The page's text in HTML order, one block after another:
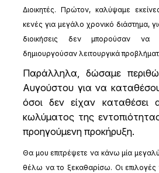
Διοικητές. Πρώτον, καλύψαμε
κενές για μεγάλο χρονικό διάστημα,
διοικήσεις δεν μπορούσαν να
δημιουργούσαν λειτουργικά
Παράλληλα, δώσαμε
Αυγούστου για να
όσοι δεν είχαν καταθέσει
κωλύματος της
προηγούμενη προκήρυξη.
Θα μου επιτρέψετε να κάνω μία
θέλω να το ξεκαθαρίσω. Οι